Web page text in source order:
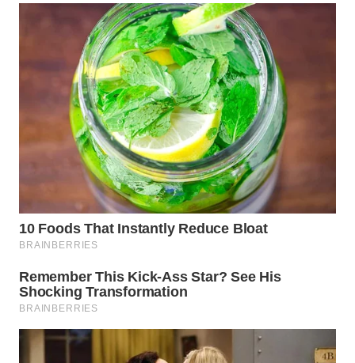
WN
BOROBUDUR
WN
WN
SURABAYA
NATUNA
BINTAN